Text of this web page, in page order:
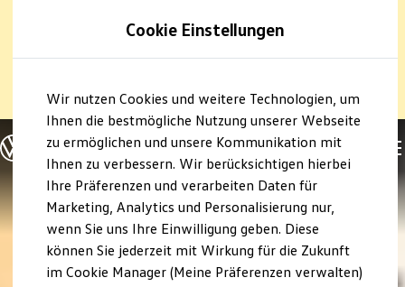
Hauptinhalt
springen
Footer
springen
Profitieren Sie von bis zu6.000 € 1
VolkswagenID. oder
Hybridmodelle.
Mehr zur E‑Auto-Förderung
Modelle und Konfigurator
Konfigurator
Modelle vergleichen
Konfiguration laden
Autosuche
Elektroautos
ENERGY Sondermodelle
Nutzfahrzeuge
SUV und CUV
Cookie Einstellungen
Wir nutzen Cookies und weitere Technologien, um
Ihnen die bestmögliche Nutzung unserer Webseite
zu ermöglichen und unsere Kommunikation mit
Ihnen zu verbessern. Wir berücksichtigen hierbei
Ihre Präferenzen und verarbeiten Daten für
Marketing, Analytics und Personalisierung nur,
wenn Sie uns Ihre Einwilligung geben. Diese
können Sie jederzeit mit Wirkung für die Zukunft
im Cookie Manager (Meine Präferenzen verwalten)